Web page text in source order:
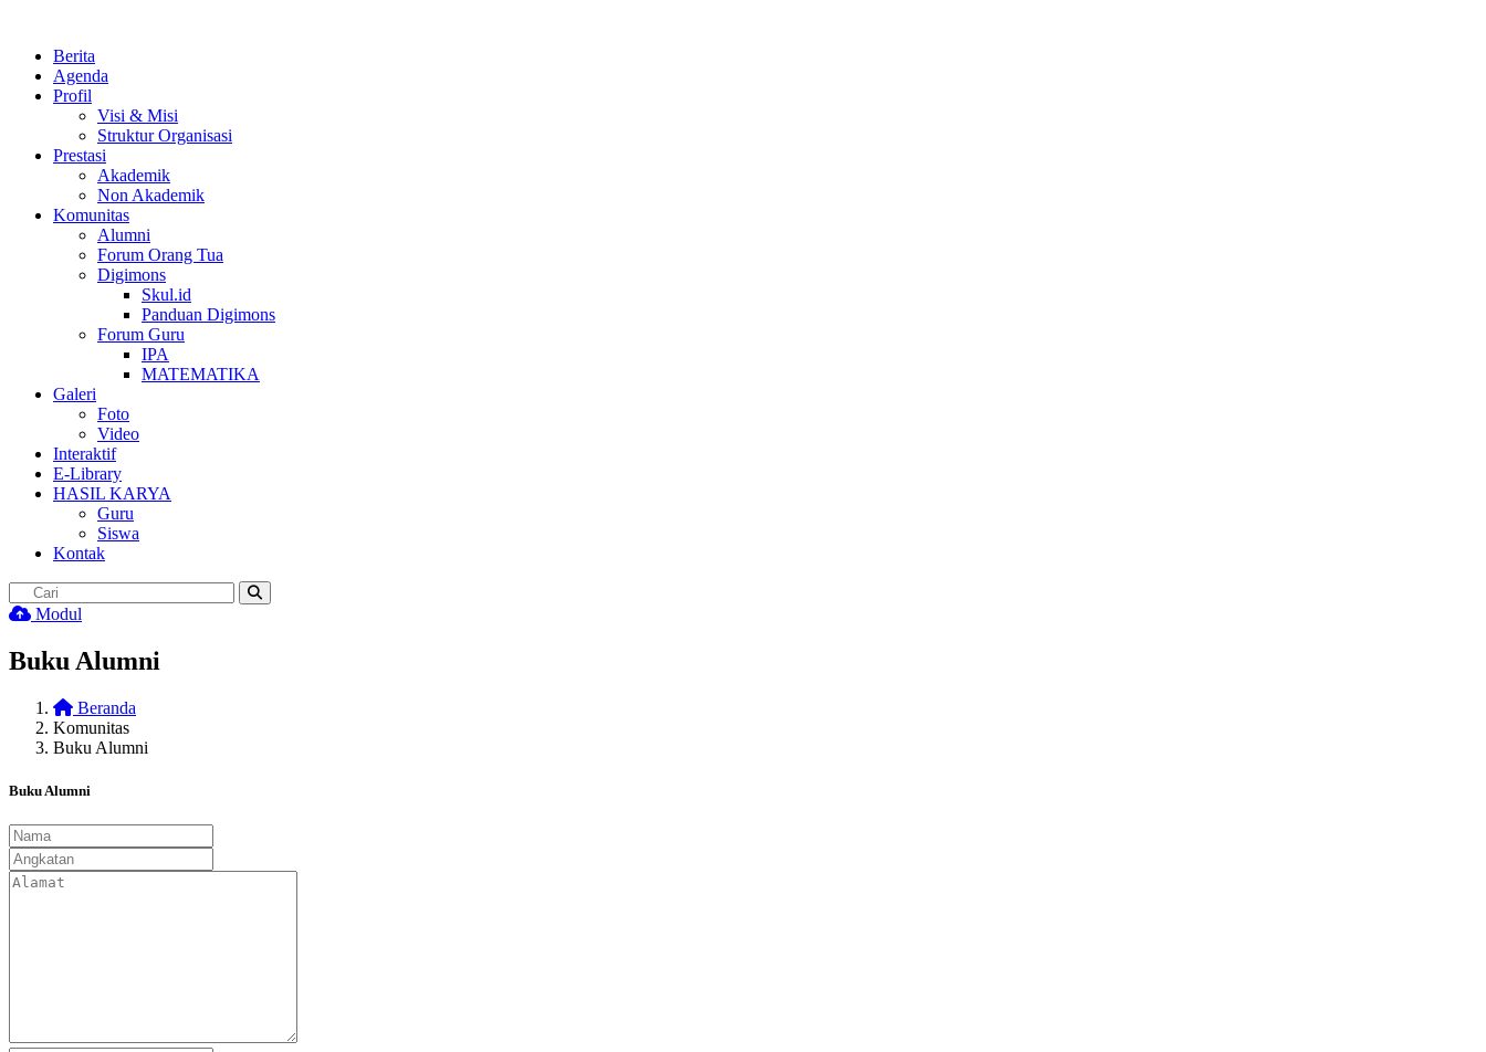
Berita
Agenda
Profil
Visi & Misi
Struktur Organisasi
Prestasi
Akademik
Non Akademik
Komunitas
Alumni
Forum Orang Tua
Digimons
Skul.id
Panduan Digimons
Forum Guru
IPA
MATEMATIKA
Galeri
Foto
Video
Interaktif
E-Library
HASIL KARYA
Guru
Siswa
Kontak
Modul
Buku Alumni
Beranda
Komunitas
Buku Alumni
Buku Alumni